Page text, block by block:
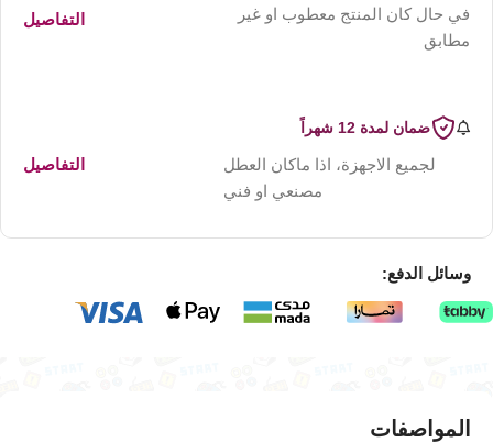
في حال كان المنتج معطوب او غير
مطابق
التفاصيل
ضمان لمدة 12 شهراً
لجميع الاجهزة، اذا ماكان العطل
مصنعي او فني
التفاصيل
وسائل الدفع:
المواصفات